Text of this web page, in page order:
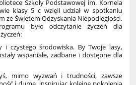
Szkoły Podstawowej im. Kornela
klasy 5 c wzięli udział w spotkaniu
ze Świętem Odzyskania Niepodległości.
było odczytanie życzeń dla
i czystego środowiska. By Twoje lasy,
wspaniałe, zadbane i dostępne dla
mimo wyzwań i trudności, zawsze